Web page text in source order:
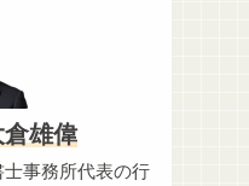
雄偉
事務所代表の行